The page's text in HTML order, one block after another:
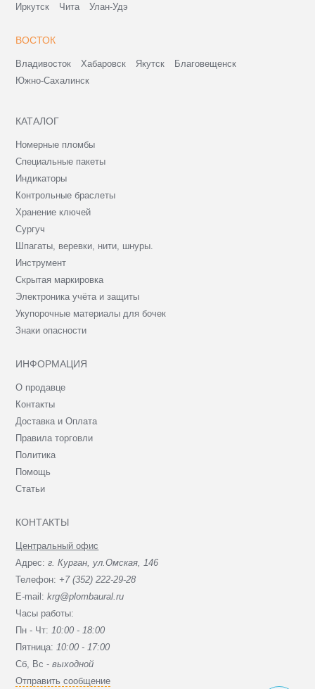
Иркутск Чита Улан-Удэ
ВОСТОК
Владивосток Хабаровск Якутск
Благовещенск
Южно-Сахалинск
КАТАЛОГ
Номерные пломбы
Специальные пакеты
Индикаторы
Контрольные браслеты
Хранение ключей
Сургуч
Шпагаты, веревки, нити, шнуры.
Инструмент
Скрытая маркировка
Электроника учёта и защиты
Укупорочные материалы для бочек
Знаки опасности
ИНФОРМАЦИЯ
О продавце
Контакты
Доставка и Оплата
Правила торговли
Политика
Помощь
Статьи
КОНТАКТЫ
Центральный офис
Адрес:г. Курган, ул.Омская, 146
Телефон: +7 (352) 222-29-28
E-mail:krg@plombaural.ru
Часы работы:
Пн - Чт: 10:00 - 18:00
Пятница: 10:00 - 17:00
Сб, Вc -выходной
Отправить сообщение